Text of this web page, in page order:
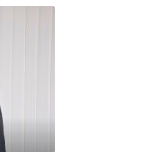
Geraldo
o ex
do Banco do
e
Cabral, da
os ministros da
Desenvolvimento